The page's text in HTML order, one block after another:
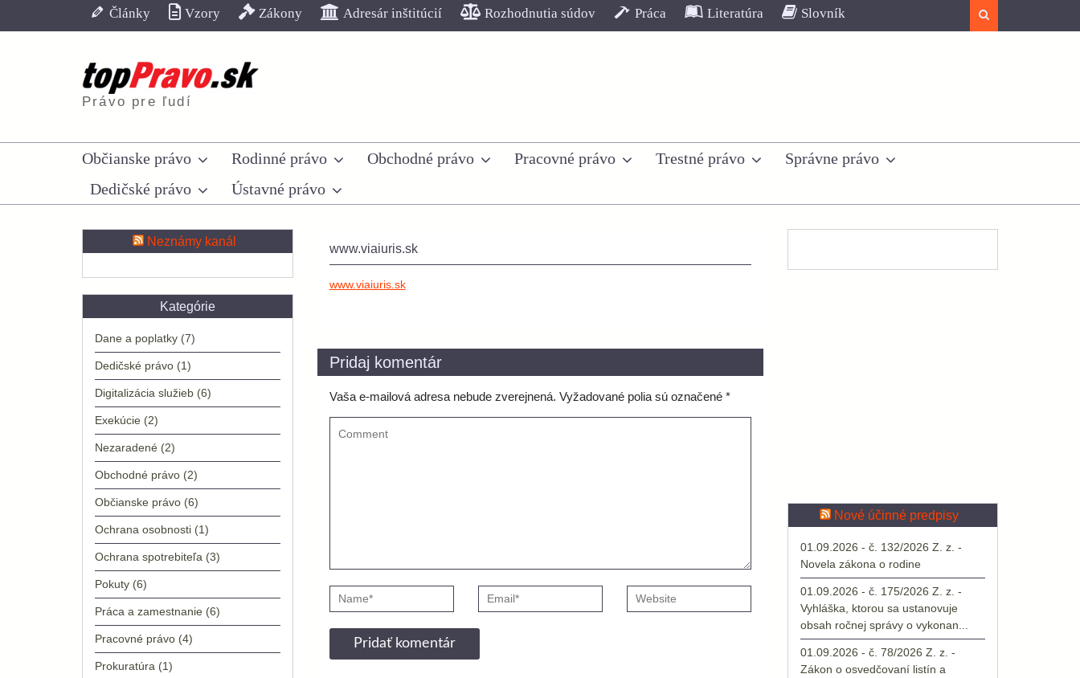
Články Vzory Zákony Adresár inštitúcií Rozhodnutia súdov Práca Literatúra Slovník
Právo pre ľudí
Občianske právo Rodinné právo Obchodné právo Pracovné právo Trestné právo
Správne právo
Dedičské právo
Ústavné právo
www.viaiuris.sk
www.viaiuris.sk
Pridaj komentár
Vaša e-mailová adresa nebude zverejnená. Vyžadované polia sú označené *
Nové účinné predpisy
01.09.2026 - č. 132/2026 Z. z. -
Novela zákona o rodine
01.09.2026 - č. 175/2026 Z. z. -
Vyhláška, ktorou sa ustanovuje
obsah ročnej správy o vykonan...
01.09.2026 - č. 78/2026 Z. z. -
Zákon o osvedčovaní listín a
Neznámy kanál
Kategórie
Dane a poplatky (7)
Dedičské právo (1)
Digitalizácia služieb (6)
Exekúcie (2)
Nezaradené (2)
Obchodné právo (2)
Občianske právo (6)
Ochrana osobnosti (1)
Ochrana spotrebiteľa (3)
Pokuty (6)
Práca a zamestnanie (6)
Pracovné právo (4)
Prokuratúra (1)